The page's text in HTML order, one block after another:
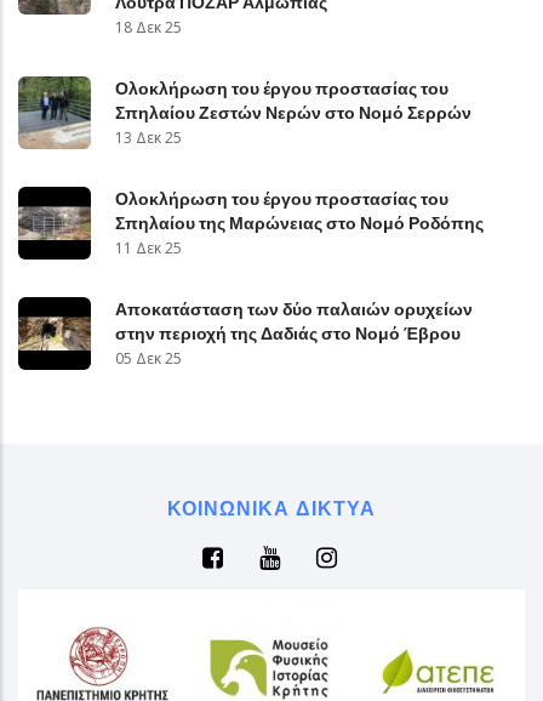
18 Δεκ 25
Ολοκλήρωση του έργου προστασίας του
Σπηλαίου Ζεστών Νερών στο Νομό Σερρών
13 Δεκ 25
Ολοκλήρωση του έργου προστασίας του
Σπηλαίου της Μαρώνειας στο Νομό Ροδόπης
11 Δεκ 25
Αποκατάσταση των δύο παλαιών ορυχείων
στην περιοχή της Δαδιάς στο Νομό Έβρου
05 Δεκ 25
ΚΟΙΝΩΝΙΚΆ ΔΊΚΤΥΑ